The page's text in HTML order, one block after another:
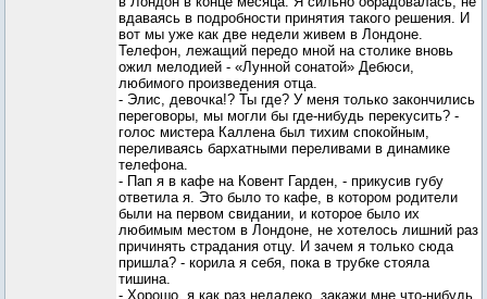
вдаваясь в подробности принятия такого решения. И
вот мы уже как две недели живем в Лондоне.
Телефон, лежащий передо мной на столике вновь
ожил мелодией - «Лунной сонатой» Дебюси,
любимого произведения отца.
- Элис, девочка!? Ты где? У меня только закончились
переговоры, мы могли бы где-нибудь перекусить? -
голос мистера Каллена был тихим спокойным,
переливаясь бархатными переливами в динамике
телефона.
- Пап я в кафе на Ковент Гарден, - прикусив губу
ответила я. Это было то кафе, в котором родители
были на первом свидании, и которое было их
любимым местом в Лондоне, не хотелось лишний раз
причинять страдания отцу. И зачем я только сюда
пришла? - корила я себя, пока в трубке стояла
тишина.
- Хорошо, я как раз недалеко, закажи мне что-нибудь,